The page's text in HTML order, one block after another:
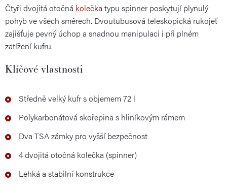
Čtyři dvojitá otočná kolečka typu spinner poskytují plynulý
pohyb ve všech směrech. Dvoutubusová teleskopická rukojeť
zajišťuje pevný úchop a snadnou manipulaci i při plném
zatížení kufru.
Klíčové vlastnosti
Středně velký kufr s objemem 72 l
Polykarbonátová skořepina s hliníkovým rámem
Dva TSA zámky pro vyšší bezpečnost
4 dvojitá otočná kolečka (spinner)
Lehká a stabilní konstrukce